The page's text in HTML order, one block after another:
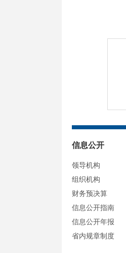
信息公开
领导机构
组织机构
财务预决算
信息公开指南
信息公开年报
省内规章制度